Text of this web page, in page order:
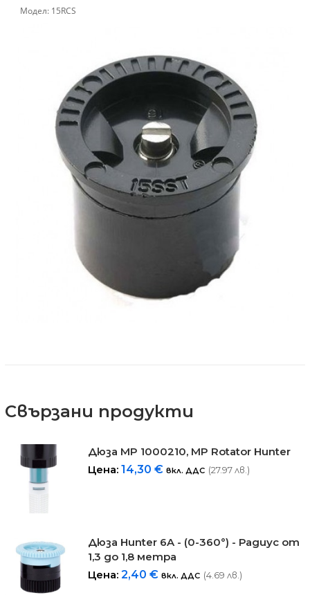
дясна
Модел: 15RCS
Свързани продукти
Дюза MP 1000210, MP Rotator Hunter
Цена:14,30€ вкл. ДДС (27.97 лв.)
Дюза Hunter 6A - (0-360°) - Радиус от
1,3 до 1,8 метра
Цена:2,40€ вкл. ДДС (4.69 лв.)